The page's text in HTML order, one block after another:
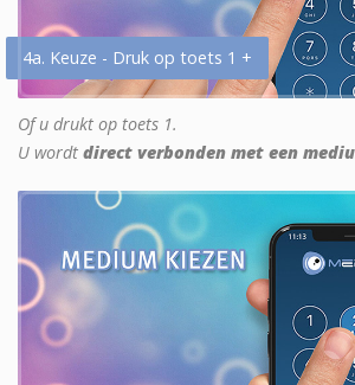
4a. Keuze - Druk op toets 1 +
Of u drukt op toets 1.
U wordt direct verbonden met een